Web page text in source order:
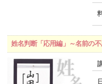
姓名判断「応用編」～名前の